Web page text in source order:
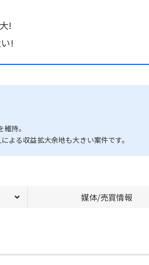
!
!
持。
よる収益拡大余地も大きい案件です。
媒体/売買情報